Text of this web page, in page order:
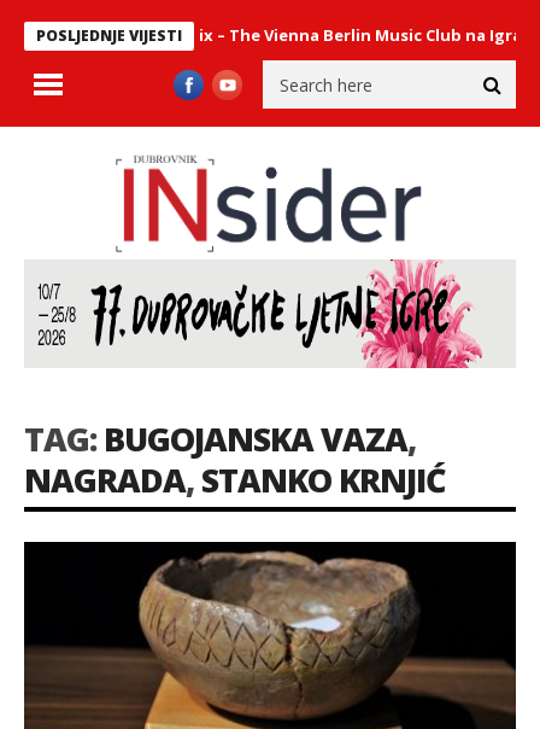
POSLJEDNJE VIJESTI
Philharmonix – The Vienna Berlin Music Club na Igrama
TAG:BUGOJANSKA VAZA,
NAGRADA,STANKO KRNJIĆ